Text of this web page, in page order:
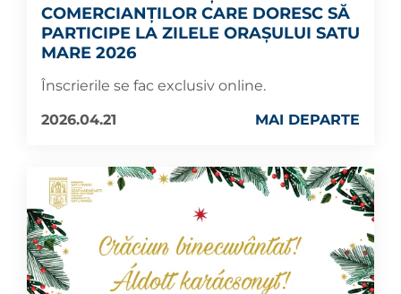
COMERCIANȚILOR CARE DORESC SĂ
PARTICIPE LA ZILELE ORAȘULUI SATU
MARE 2026
Înscrierile se fac exclusiv online.
2026.04.21
MAI DEPARTE